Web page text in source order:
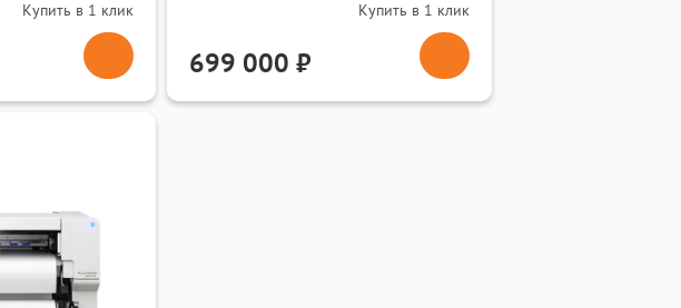
Купить в 1 клик Купить в 1 клик
699 000 ₽